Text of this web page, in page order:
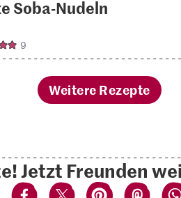
Soba-Nudeln
9
Weitere Rezepte
Jetzt Freunden